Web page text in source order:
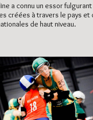
a connu un essor
créées à travers le pays
de haut niveau.